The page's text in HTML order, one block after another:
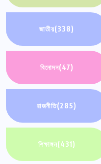
জাতীয়(338)
বিনোদন(47)
রাজনীতি(285)
শিক্ষাঙ্গন(431)